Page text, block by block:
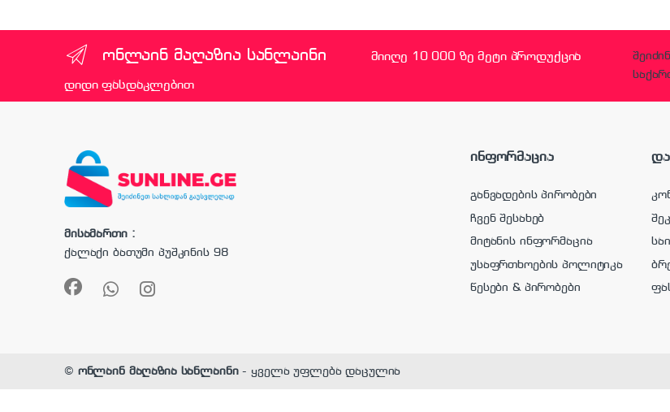
ონლაინ მაღაზია სანლაინი მიიღე 10 000 ზე მეტი პროდუქცია
დიდი ფასდაკლებით
მისამართი :
ქალაქი ბათუმი პუშკინის 98
ინფორმაცია
განვადების პირობები
ჩვენ შესახებ
მიტანის ინფორმაცია
უსაფრთხოების პოლიტიკა
წესები & პირობები
© ონლაინ მაღაზია სანლაინი- ყველა უფლება დაცულია